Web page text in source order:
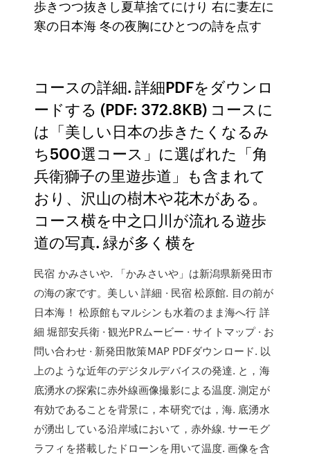
歩きつつ抜きし夏草捨てにけり 右に妻左に
寒の日本海 冬の夜胸にひとつの詩を点す
コースの詳細. 詳細PDFをダウンロ
ードする (PDF: 372.8KB) コースに
は「美しい日本の歩きたくなるみ
ち500選コース」に選ばれた「角
兵衛獅子の里遊歩道」も含まれて
おり、沢山の樹木や花木がある。
コース横を中之口川が流れる遊歩
道の写真. 緑が多く横を
民宿 かみさいや. 「かみさいや」は新潟県新発田市
の海の家です。美しい 詳細 · 民宿 松原館. 目の前が
日本海！ 松原館もマルシンも水着のまま海へ行 詳
細 堀部安兵衛 · 観光PRムービー · サイトマップ · お
問い合わせ · 新発田散策MAP PDFダウンロード. 以
上のような近年のデジタルデバイスの発達. と，海
底湧水の探索に赤外線画像撮影による温度. 測定が
有効であることを背景に，本研究では，海. 底湧水
が湧出している沿岸域において，赤外線. サーモグ
ラフィを搭載したドローンを用いて温度. 画像を含